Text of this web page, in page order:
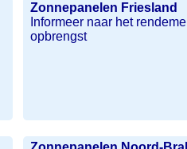
Zonnepanelen Friesland
Informeer naar het
opbrengst